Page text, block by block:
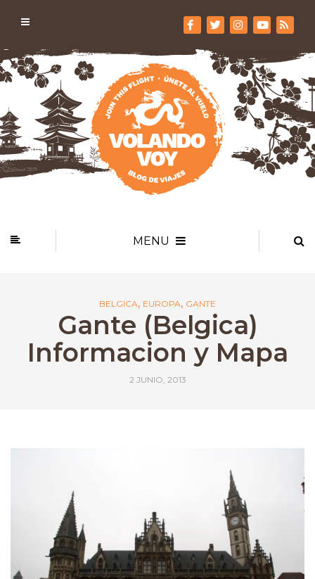
MENU
BELGICA, EUROPA, GANTE
Gante (Belgica)
Informacion y Mapa
2 JUNIO, 2013